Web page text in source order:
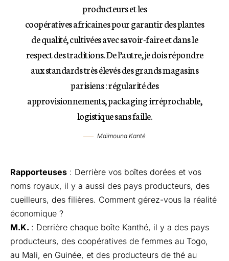
producteurs et les
coopératives africaines pour garantir des plantes
de qualité, cultivées avec savoir-faire et dans le
respect des traditions. De l’autre, je dois répondre
aux standards très élevés des grands magasins
parisiens : régularité des
approvisionnements, packaging irréprochable,
logistique sans faille.
Maïmouna Kanté
Rapporteuses : Derrière vos boîtes dorées et vos
noms royaux, il y a aussi des pays producteurs, des
cueilleurs, des filières. Comment gérez-vous la réalité
économique ?
M.K. : Derrière chaque boîte Kanthé, il y a des pays
producteurs, des coopératives de femmes au Togo,
au Mali, en Guinée, et des producteurs de thé au